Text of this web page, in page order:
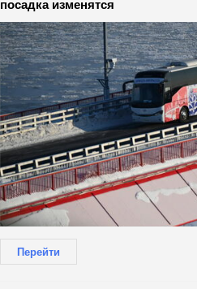
посадка изменятся
Перейти